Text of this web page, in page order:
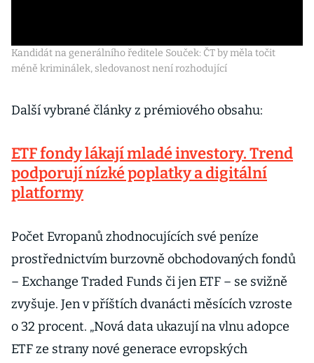
Kandidát na generálního ředitele Souček: ČT by měla točit
méně kriminálek, sledovanost není rozhodující
Další vybrané články z prémiového obsahu:
ETF fondy lákají mladé investory. Trend
podporují nízké poplatky a digitální
platformy
Počet Evropanů zhodnocujících své peníze
prostřednictvím burzovně obchodovaných fondů
– Exchange Traded Funds či jen ETF – se svižně
zvyšuje. Jen v příštích dvanácti měsících vzroste
o 32 procent. „Nová data ukazují na vlnu adopce
ETF ze strany nové generace evropských